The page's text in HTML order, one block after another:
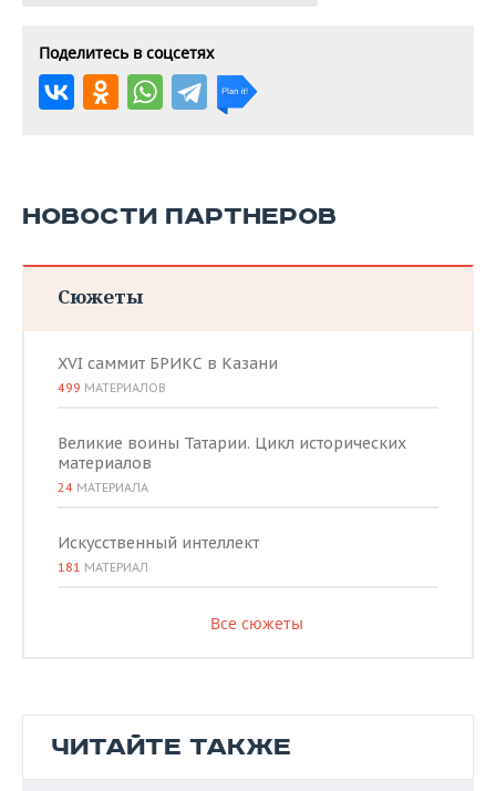
Поделитесь в соцсетях
НОВОСТИ ПАРТНЕРОВ
Сюжеты
XVI саммит БРИКС в Казани
499 МАТЕРИАЛОВ
Великие воины Татарии. Цикл исторических
материалов
24 МАТЕРИАЛА
Искусственный интеллект
181 МАТЕРИАЛ
Все сюжеты
ЧИТАЙТЕ ТАКЖЕ